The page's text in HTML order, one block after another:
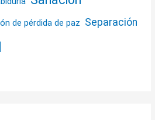
de pérdida de paz Separación